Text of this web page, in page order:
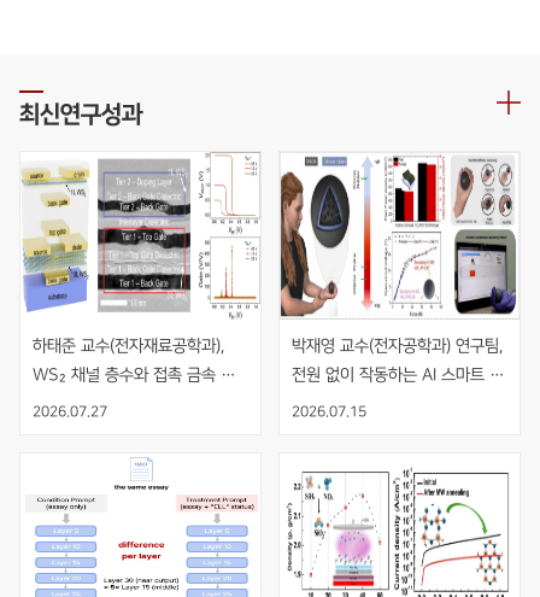
최신연구성과
하태준 교수(전자재료공학과),
WS₂ 채널 층수와 접촉 금속
동시 최적화를 통한 초고이득
2026.07.27
박재영 교수(전자공학과) 연구팀,
전원 없이 작동하는 AI 스마트
재활볼 개발
2026.07.15